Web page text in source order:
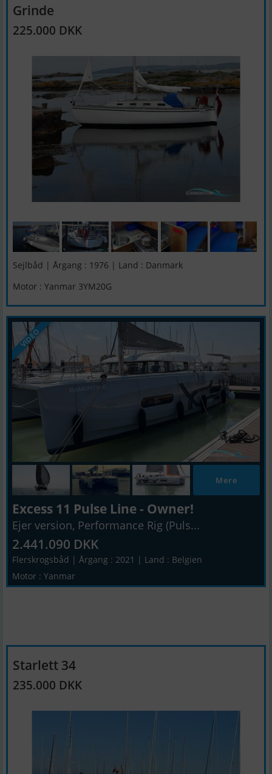
Grinde
225.000 DKK
Sejlbåd | Årgang : 1976 | Land : Danmark
Motor : Yanmar 3YM20G
VIDEO
Mere
Excess 11 Pulse Line - Owner!
Ejer version, Performance Rig (Puls...
2.441.090 DKK
Flerskrogsbåd | Årgang : 2021 | Land : Belgien
Motor : Yanmar
Starlett 34
235.000 DKK